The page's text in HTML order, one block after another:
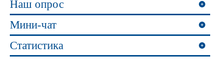
Наш опрос
Мини-чат
Статистика